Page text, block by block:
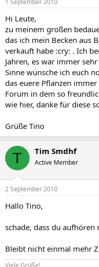
1 September 2010
Hi Leute,
zu meinem großen
das ich mein Becken aus
verkauft habe :cry: . Ich
Jahren, es war immer
Sinne wünsche ich euch
das euere Pflanzen
Forum in dem so
wie hier, danke für diese
Grüße Tino
T Tim Smdhf
Active Member
2 September 2010
Hallo Tino,
schade, dass du aufhören
Bleibt nicht einmal mehr
Viele Grüße!